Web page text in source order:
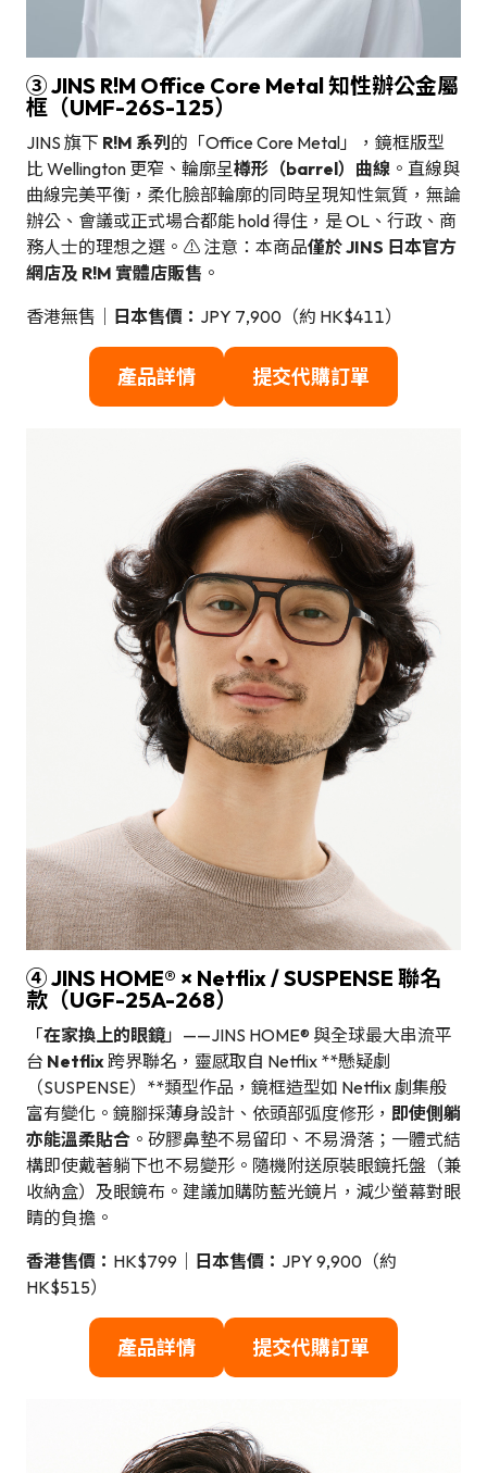
③ JINS R!M Office Core Metal 知性辦公金屬
框（UMF-26S-125）
JINS 旗下 R!M 系列 的「Office Core Metal」，鏡框版型
比 Wellington 更窄、輪廓呈樽形（barrel）曲線 。直線與
曲線完美平衡，柔化臉部輪廓的同時呈現知性氣質，無論
辦公、會議或正式場合都能 hold 得住，是 OL、行政、商
務人士的理想之選。⚠️ 注意：本商品僅於 JINS 日本官方
網店及 R!M 實體店販售 。
香港無售｜
日本售價： JPY 7,900（約 HK$411）
產品詳情 提交代購訂單
④ JINS HOME® × Netflix / SUSPENSE 聯名
款（UGF-25A-268）
「在家換上的眼鏡」——JINS HOME® 與全球最大串流平
台 Netflix跨界聯名，靈感取自 Netflix **懸疑劇
（SUSPENSE）**類型作品，鏡框造型如 Netflix 劇集般
富有變化。鏡腳採薄身設計、依頭部弧度修形， 即使側躺
亦能溫柔貼合 。矽膠鼻墊不易留印、不易滑落；一體式結
構即使戴著躺下也不易變形。隨機附送原裝眼鏡托盤（兼
收納盒）及眼鏡布。建議加購防藍光鏡片，減少螢幕對眼
睛的負擔。
香港售價： HK$799｜ 日本售價： JPY 9,900（約
HK$515）
產品詳情 提交代購訂單